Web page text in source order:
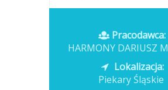
Pracodawca:
HARMONY DARIUSZ
Lokalizacja:
Piekary Śląskie